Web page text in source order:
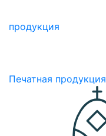
продукция
Печатная продукция